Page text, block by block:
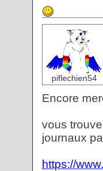
piflechien54
Encore
vous
journaux
https://